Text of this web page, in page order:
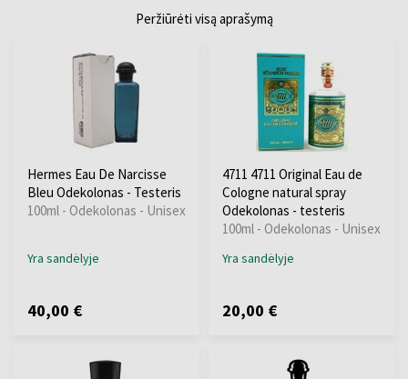
Peržiūrėti visą aprašymą
Hermes Eau De Narcisse
Bleu Odekolonas - Testeris
100ml - Odekolonas - Unisex
Yra sandėlyje
40,00 €
4711 4711 Original Eau de
Cologne natural spray
Odekolonas - testeris
100ml - Odekolonas - Unisex
Yra sandėlyje
20,00 €